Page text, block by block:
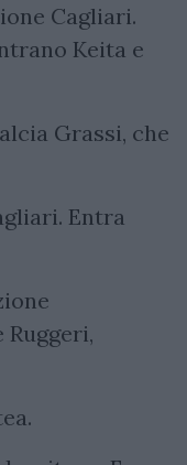
Cagliari.
Keita e
Grassi, che
Entra